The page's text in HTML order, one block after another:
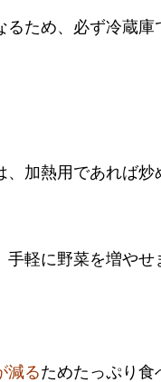
ため、必ず冷蔵
加熱用であれば
手軽に野菜を増やせ
減るためたっぷり食